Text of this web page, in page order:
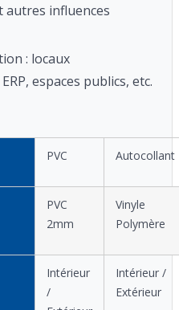
autres influences
: locaux
espaces publics, etc.
PVC Autocollant
PVC
2mm
Vinyle
Polymère
Intérieur
/
Intérieur /
Extérieur